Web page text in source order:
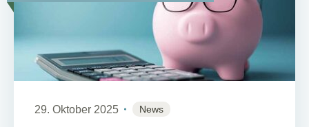
29. Oktober 2025 News